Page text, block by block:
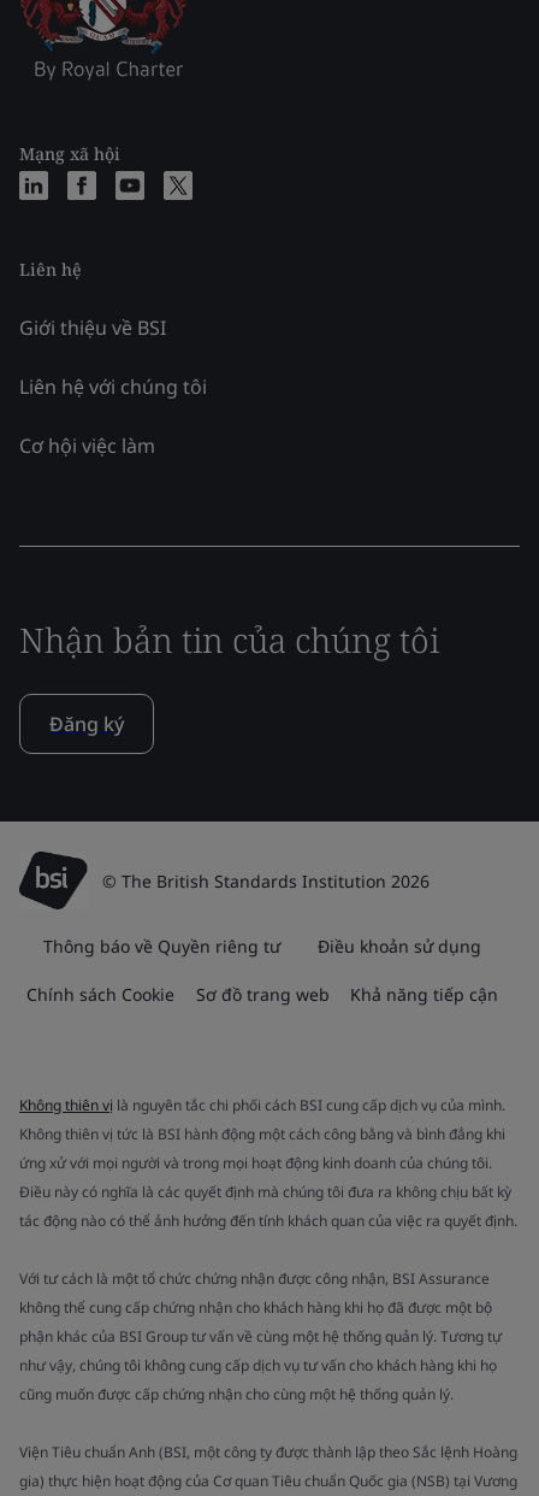
Mạng xã hội
Liên hệ
Giới thiệu về BSI
Liên hệ với chúng tôi
Cơ hội việc làm
Nhận bản tin của chúng tôi
Đăng ký
© The British Standards Institution 2026
Thông báo về Quyền riêng tư Điều khoản sử dụng
Chính sách Cookie Sơ đồ trang web Khả năng tiếp cận
Không thiên vị là nguyên tắc chi phối cách BSI cung cấp dịch vụ của mình.
Không thiên vị tức là BSI hành động một cách công bằng và bình đẳng khi
ứng xử với mọi người và trong mọi hoạt động kinh doanh của chúng tôi.
Điều này có nghĩa là các quyết định mà chúng tôi đưa ra không chịu bất kỳ
tác động nào có thể ảnh hưởng đến tính khách quan của việc ra quyết định.
Với tư cách là một tổ chức chứng nhận được công nhận, BSI Assurance
không thể cung cấp chứng nhận cho khách hàng khi họ đã được một bộ
phận khác của BSI Group tư vấn về cùng một hệ thống quản lý. Tương tự
như vậy, chúng tôi không cung cấp dịch vụ tư vấn cho khách hàng khi họ
cũng muốn được cấp chứng nhận cho cùng một hệ thống quản lý.
Viện Tiêu chuẩn Anh (BSI, một công ty được thành lập theo Sắc lệnh Hoàng
gia) thực hiện hoạt động của Cơ quan Tiêu chuẩn Quốc gia (NSB) tại Vương